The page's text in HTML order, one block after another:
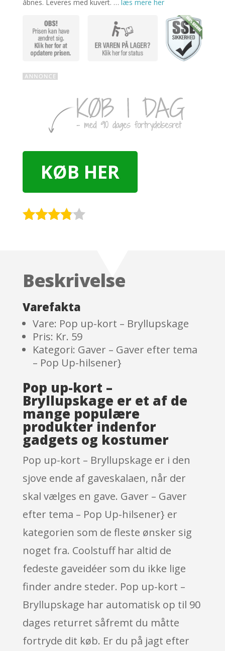
åbnes. Leveres med kuvert. … læs mere her
KØB HER
on
er
Beskrivelse
Varefakta
Vare: Pop up-kort – Bryllupskage
Pris: Kr. 59
Kategori: Gaver – Gaver efter tema
– Pop Up-hilsener}
Pop up-kort –
Bryllupskage er et af de
mange populære
produkter indenfor
gadgets og kostumer
Pop up-kort – Bryllupskage er i den
sjove ende af gaveskalaen, når der
skal vælges en gave. Gaver – Gaver
efter tema – Pop Up-hilsener} er
kategorien som de fleste ønsker sig
noget fra. Coolstuff har altid de
fedeste gaveidéer som du ikke lige
finder andre steder. Pop up-kort –
Bryllupskage har automatisk op til 90
dages returret såfremt du måtte
fortryde dit køb. Er du på jagt efter